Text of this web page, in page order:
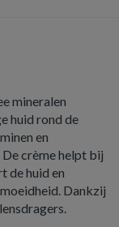
mineralen
huid rond de
en
crème helpt bij
de huid en
Dankzij